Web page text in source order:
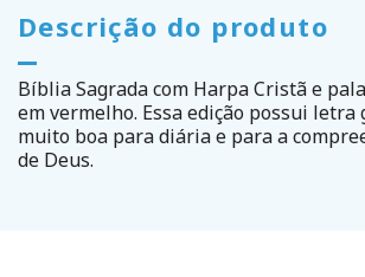
Descrição do produto
Bíblia Sagrada com Harpa Cristã e
em vermelho. Essa edição possui letra
muito boa para diária e para a
de Deus.